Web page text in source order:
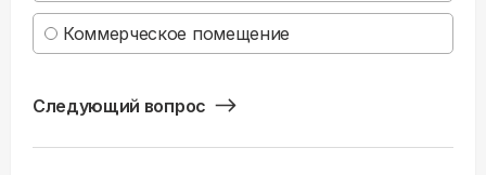
Коммерческое помещение
Следующий вопрос